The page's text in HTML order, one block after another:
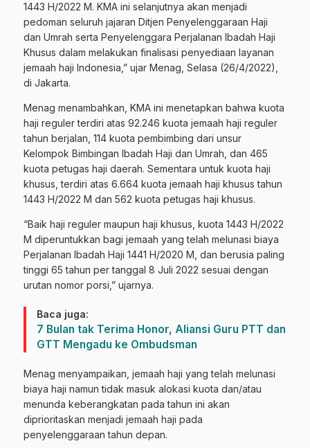
1443 H/2022 M. KMA ini selanjutnya akan menjadi
pedoman seluruh jajaran Ditjen Penyelenggaraan Haji
dan Umrah serta Penyelenggara Perjalanan Ibadah Haji
Khusus dalam melakukan finalisasi penyediaan layanan
jemaah haji Indonesia,” ujar Menag, Selasa (26/4/2022),
di Jakarta.
Menag menambahkan, KMA ini menetapkan bahwa kuota
haji reguler terdiri atas 92.246 kuota jemaah haji reguler
tahun berjalan, 114 kuota pembimbing dari unsur
Kelompok Bimbingan Ibadah Haji dan Umrah, dan 465
kuota petugas haji daerah. Sementara untuk kuota haji
khusus, terdiri atas 6.664 kuota jemaah haji khusus tahun
1443 H/2022 M dan 562 kuota petugas haji khusus.
“Baik haji reguler maupun haji khusus, kuota 1443 H/2022
M diperuntukkan bagi jemaah yang telah melunasi biaya
Perjalanan Ibadah Haji 1441 H/2020 M, dan berusia paling
tinggi 65 tahun per tanggal 8 Juli 2022 sesuai dengan
urutan nomor porsi,” ujarnya.
Baca juga:
7 Bulan tak Terima Honor, Aliansi Guru PTT dan
GTT Mengadu ke Ombudsman
Menag menyampaikan, jemaah haji yang telah melunasi
biaya haji namun tidak masuk alokasi kuota dan/atau
menunda keberangkatan pada tahun ini akan
diprioritaskan menjadi jemaah haji pada
penyelenggaraan tahun depan.